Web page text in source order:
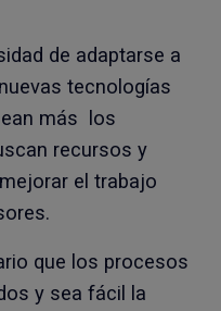
de adaptarse a
tecnologías
más los
recursos y
el trabajo
que los procesos
y sea fácil la